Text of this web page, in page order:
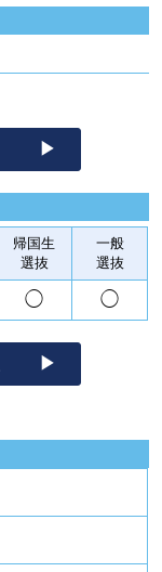
帰国生
選抜
一般
選抜
◯ ◯